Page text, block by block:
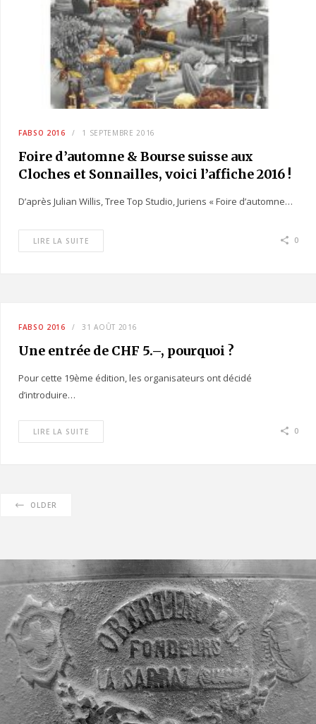
FABSO 2016 1 SEPTEMBRE 2016
Foire d’automne & Bourse suisse aux
Cloches et Sonnailles, voici l’affiche 2016 !
D’après Julian Willis, Tree Top Studio, Juriens « Foire d’automne…
LIRE LA SUITE 0
FABSO 2016 31 AOÛT 2016
Une entrée de CHF 5.–, pourquoi ?
Pour cette 19ème édition, les organisateurs ont décidé
d’introduire…
LIRE LA SUITE 0
OLDER